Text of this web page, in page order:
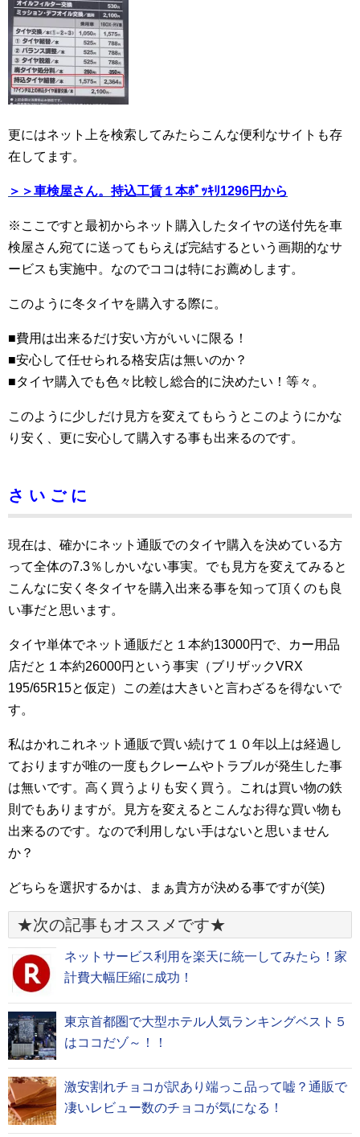
更にはネット上を検索してみたらこんな便利なサイトも存
在してます。
＞＞車検屋さん。持込工賃１本ﾎﾟｯｷﾘ1296円から
※ここですと最初からネット購入したタイヤの送付先を車
検屋さん宛てに送ってもらえば完結するという画期的なサ
ービスも実施中。なのでココは特にお薦めします。
このように冬タイヤを購入する際に。
■費用は出来るだけ安い方がいいに限る！
■安心して任せられる格安店は無いのか？
■タイヤ購入でも色々比較し総合的に決めたい！等々。
このように少しだけ見方を変えてもらうとこのようにかな
り安く、更に安心して購入する事も出来るのです。
さ い ご に
現在は、確かにネット通販でのタイヤ購入を決めている方
って全体の7.3％しかいない事実。でも見方を変えてみると
こんなに安く冬タイヤを購入出来る事を知って頂くのも良
い事だと思います。
タイヤ単体でネット通販だと１本約13000円で、カー用品
店だと１本約26000円という事実（ブリザックVRX
195/65R15と仮定）この差は大きいと言わざるを得ないで
す。
私はかれこれネット通販で買い続けて１０年以上は経過し
ておりますが唯の一度もクレームやトラブルが発生した事
は無いです。高く買うよりも安く買う。これは買い物の鉄
則でもありますが。見方を変えるとこんなお得な買い物も
出来るのです。なので利用しない手はないと思いません
か？
どちらを選択するかは、まぁ貴方が決める事ですが(笑)
★次の記事もオススメです★
ネットサービス利用を楽天に統一してみたら！家
計費大幅圧縮に成功！
東京首都圏で大型ホテル人気ランキングベスト５
はココだゾ～！！
激安割れチョコが訳あり端っこ品って嘘？通販で
凄いレビュー数のチョコが気になる！